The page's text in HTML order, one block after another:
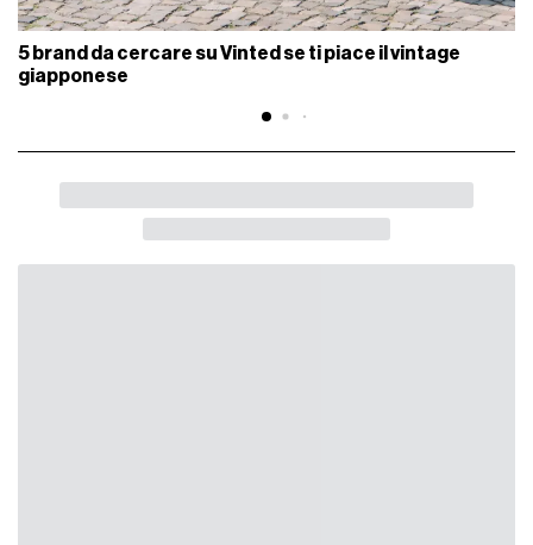
5 brand da cercare su Vinted se ti piace il vintage
giapponese